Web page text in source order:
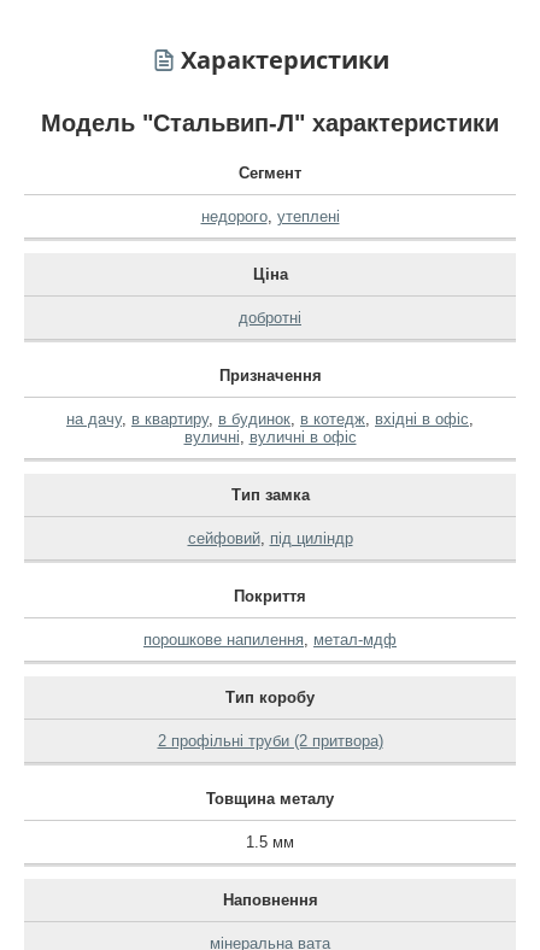
Характеристики
Модель "Стальвип-Л" характеристики
Сегмент
недорого, утеплені
Ціна
добротні
Призначення
на дачу, в квартиру, в будинок, в котедж, вхідні в офіс,
вуличні, вуличні в офіс
Тип замка
сейфовий, під циліндр
Покриття
порошкове напилення, метал-мдф
Тип коробу
2 профільні труби (2 притвора)
Товщина металу
1.5 мм
Наповнення
мінеральна вата